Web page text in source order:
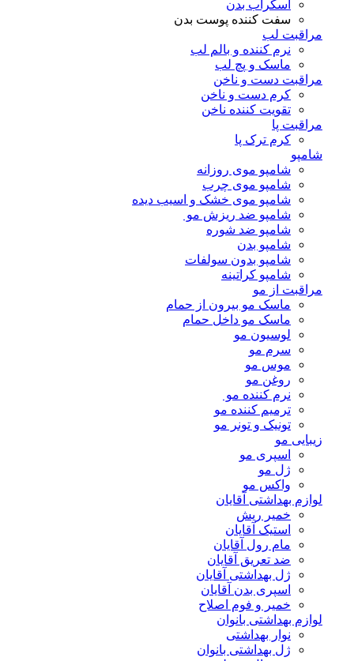
اسکراب بدن
سفت کننده پوست بدن
مراقبت لب
نرم کننده و بالم لب
ماسک و پچ لب
مراقبت دست و ناخن
کرم دست و ناخن
تقویت کننده ناخن
مراقبت پا
کرم ترک پا
شامپو
شامپو موی روزانه
شامپو موی چرب
شامپو موی خشک و اسیب دیده
شامپو ضد ریزش مو
شامپو ضد شوره
شامپو بدن
شامپو بدون سولفات
شامپو کراتینه
مراقبت از مو
ماسک مو بیرون از حمام
ماسک مو داخل حمام
لوسیون مو
سرم مو
موس مو
روغن مو
نرم کننده مو
ترمیم کننده مو
تونیک و تونر مو
زیبایی مو
اسپری مو
ژل مو
واکس مو
لوازم بهداشتی آقایان
خمیر ریش
استیک آقایان
مام رول آقایان
ضد تعریق آقایان
ژل بهداشتی آقایان
اسپری بدن آقایان
خمیر و فوم اصلاح
لوازم بهداشتی بانوان
نوار بهداشتی
ژل بهداشتی بانوان